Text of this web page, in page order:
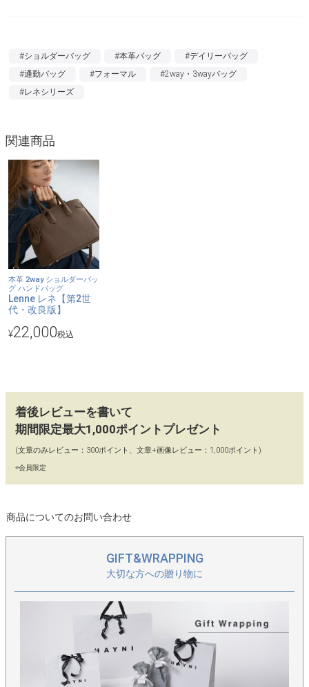
【細部までこだわりました】
・バッグの口は直線ではなくなだらかなカーブを描き、柔和な雰
囲気に。
・ステッチをしっかり利かせて、洗練された雰囲気に。
…その他様々なこだわりに溢れています。
【デイリーに使いやすいサイズ感】
必要なものがしっかり入ります。持ち歩きの邪魔にならないサイ
ズ感で扱いやすいのも大きな魅力。
【2wayで使える】
ギボシ留めのショルダーベルトでななめ掛けや肩掛けに。外して
手持ちに。ショルダーの金具が目立ちにくいので、外したときも
自然。コーデやシーンにあわせてつかえます。
【バッグの口も使いやすく】
完全に開けっ放しにはなりません。
【コーディネート】
ブラック、グレージュ、トープ、キャメル、アイボリー、ゾウグ
【90日間 交換・返品保証】
当店ではイメージ違い、初期不良による返品、カラー交換、不具
合交換を「往復送料店舗負担」にてお受けしております。どうぞ
お気軽にお買い物をお楽しみください。
【保存に便利な不織布付き】
保存に便利な、HAYNIロゴ入りの不織布に商品をお入れし、丁寧
#ショルダーバッグ #本革バッグ
#デイリーバッグ
#通勤バッグ
#フォーマル
#2way・3wayバッグ
#レネシリーズ
関連商品
本革 2way ショルダーバッ
グ ハンドバッグ
Lenne レネ【第2世
代・改良版】
¥22,000税込
着後レビューを書いて
期間限定最大1,000ポイントプレゼント
(文章のみレビュー：300ポイント、文章+画像レビュー：1,000ポイント)
※会員限定
商品についてのお問い合わせ
GIFT&WRAPPING
大切な方への贈り物に